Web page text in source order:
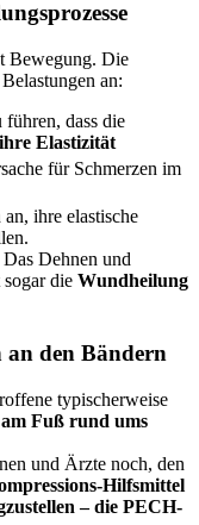
Bewegung. Die
an:
dass die
Elastizität
für Schmerzen im
ihre elastische
Dehnen und
die Wundheilung
an den Bändern
typischerweise
Fuß rund ums
und Ärzte noch, den
Hilfsmittel
– die PECH-